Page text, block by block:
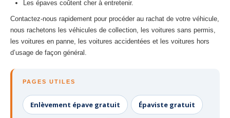
Les épaves coûtent cher à entretenir.
Contactez-nous rapidement pour procéder au rachat de votre véhicule,
nous rachetons les véhicules de collection, les voitures sans permis,
les voitures en panne, les voitures accidentées et les voitures hors
d’usage de façon général.
PAGES UTILES
Enlèvement épave gratuit Épaviste gratuit